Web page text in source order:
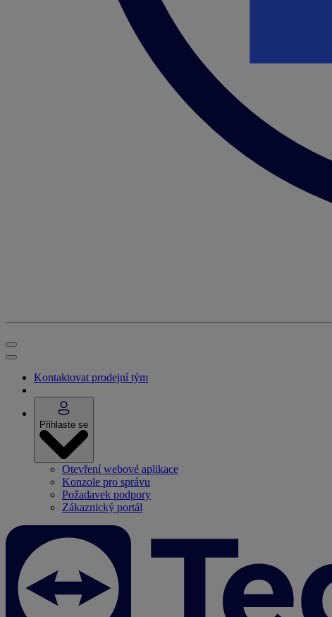
Kontaktovat prodejní tým
Přihlaste se
Otevření webové aplikace
Konzole pro správu
Požadavek podpory
Zákaznický portál